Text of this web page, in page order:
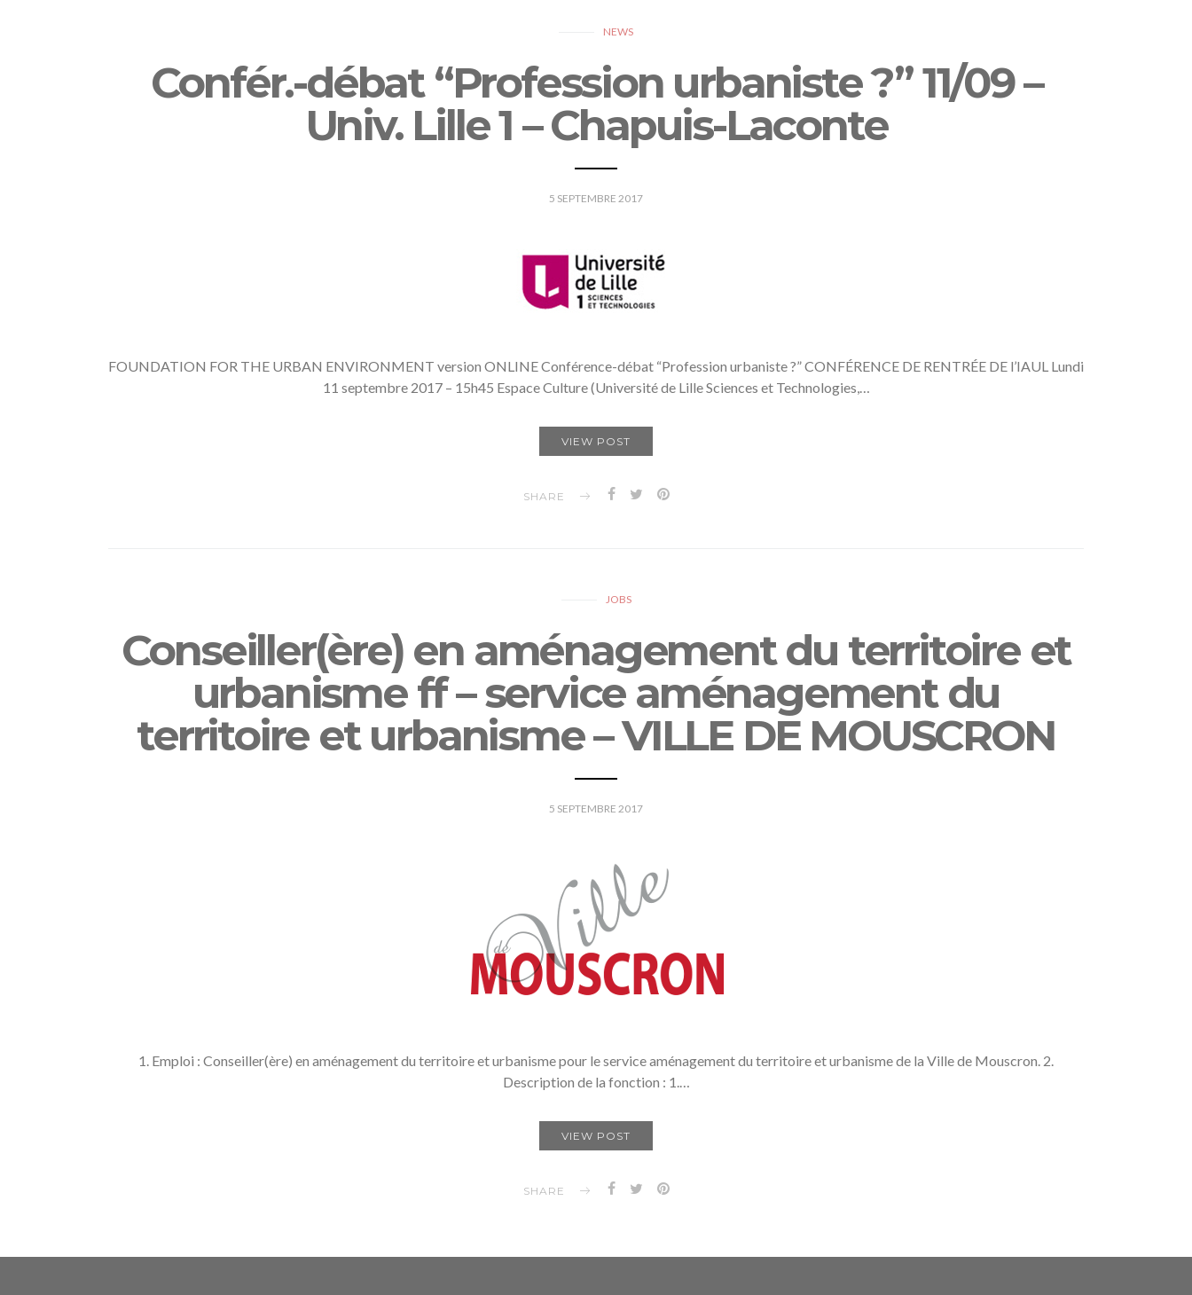
NEWS
Confér.-débat “Profession urbaniste ?” 11/09 –
Univ. Lille 1 – Chapuis-Laconte
5 SEPTEMBRE 2017
FOUNDATION FOR THE URBAN ENVIRONMENT version ONLINE Conférence-débat “Profession urbaniste ?” CONFÉRENCE DE RENTRÉE DE l’IAUL Lundi
11 septembre 2017 – 15h45 Espace Culture (Université de Lille Sciences et Technologies,…
VIEW POST
SHARE
JOBS
Conseiller(ère) en aménagement du territoire et
urbanisme ff – service aménagement du
territoire et urbanisme – VILLE DE MOUSCRON
5 SEPTEMBRE 2017
1. Emploi : Conseiller(ère) en aménagement du territoire et urbanisme pour le service aménagement du territoire et urbanisme de la Ville de Mouscron. 2.
Description de la fonction : 1.…
VIEW POST
SHARE